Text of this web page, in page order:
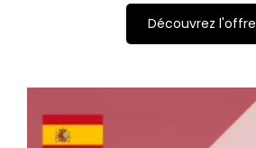
Découvrez l'offre